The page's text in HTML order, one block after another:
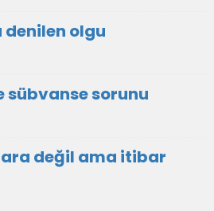
olgu
sübvanse sorunu
değil ama itibar